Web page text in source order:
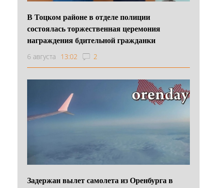
В Тоцком районе в отделе полиции
состоялась торжественная церемония
награждения бдительной гражданки
6 августа 13:02 2
Задержан вылет самолета из Оренбурга в